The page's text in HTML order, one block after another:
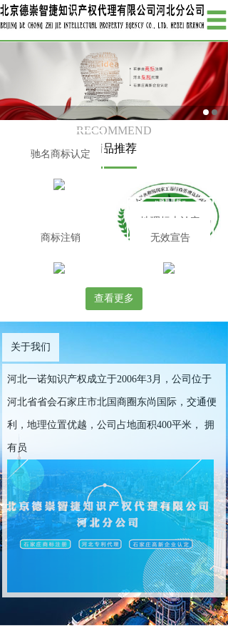
RECOMMEND
精品推荐
驰名商标认定
地理标志认定
商标注销
无效宣告
查看更多
关于我们
河北一诺知识产权成立于2006年3月，公司位于
河北省省会石家庄市北国商圈东尚国际，交通便
利，地理位置优越，公司占地面积400平米， 拥
有员